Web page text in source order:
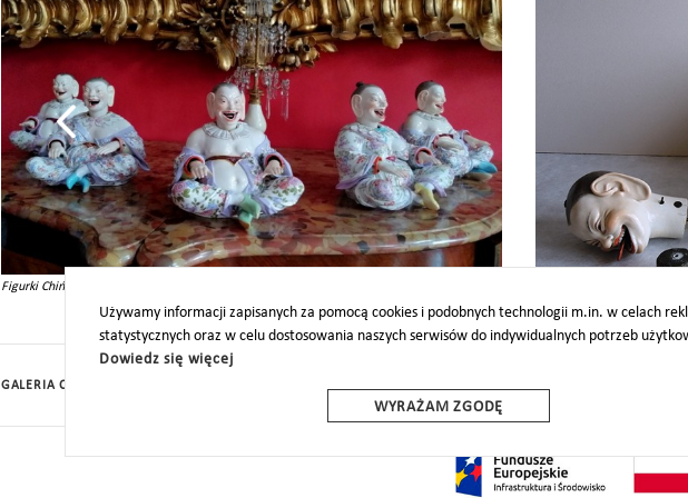
Figurki Chińczyków wróciły na salony
Używamy informacji zapisanych za pomocą cookies i podobnych technologii m.in. w celach
statystycznych oraz w celu dostosowania naszych serwisów do indywidualnych potrzeb
Dowiedz się więcej
WYRAŻAM ZGODĘ
GALERIA CYFROWA PROJEKTY UE DOTACJE